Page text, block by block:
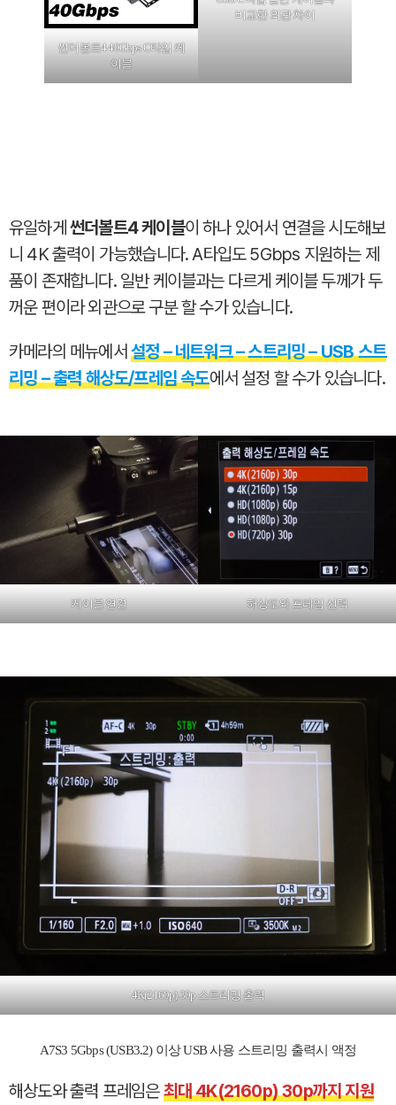
썬더볼트4 40Gbps C타입 케
이블
비교한 외관 차이
유일하게 썬더볼트4 케이블이 하나 있어서 연결을 시도해보
니 4K 출력이 가능했습니다. A타입도 5Gbps 지원하는 제
품이 존재합니다. 일반 케이블과는 다르게 케이블 두께가 두
꺼운 편이라 외관으로 구분 할 수가 있습니다.
카메라의 메뉴에서 설정 – 네트워크 – 스트리밍 – USB 스트
리밍 – 출력 해상도/프레임 속도에서 설정 할 수가 있습니다.
케이블 연결 해상도와 프레임 선택
4K(2160p) 30p 스트리밍 출력
A7S3 5Gbps (USB3.2) 이상 USB 사용 스트리밍 출력시 액정
해상도와 출력 프레임은최대 4K(2160p) 30p까지 지원